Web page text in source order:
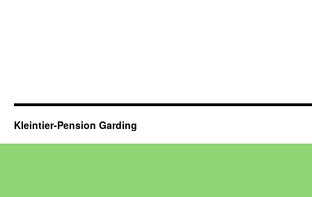
Kleintier-Pension Garding